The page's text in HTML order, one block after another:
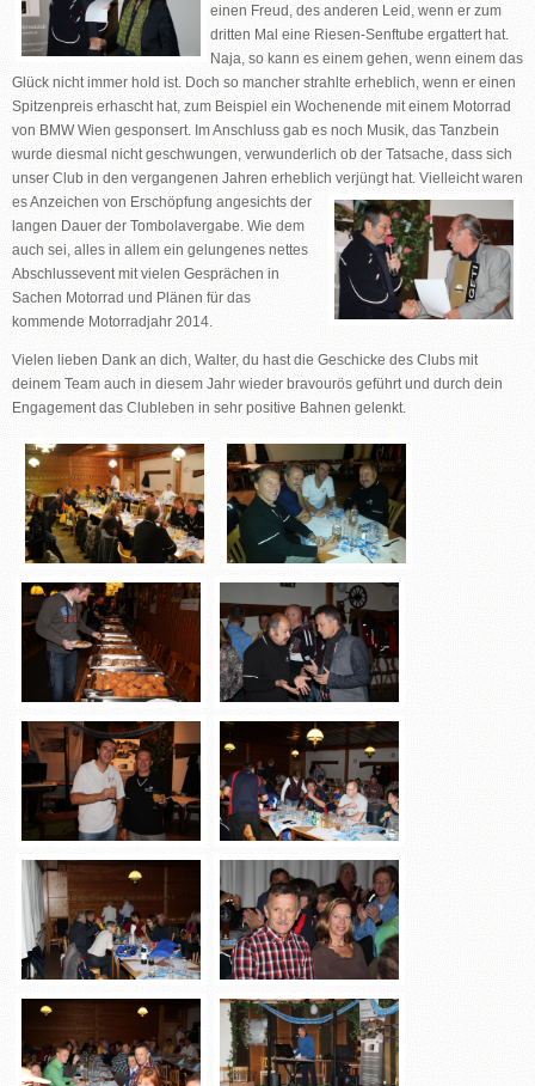
einen Freud, des anderen Leid, wenn er zum
dritten Mal eine Riesen-Senftube ergattert hat.
Naja, so kann es einem gehen, wenn einem das
Glück nicht immer hold ist. Doch so mancher strahlte erheblich, wenn er einen
Spitzenpreis erhascht hat, zum Beispiel ein Wochenende mit einem Motorrad
von BMW Wien gesponsert. Im Anschluss gab es noch Musik, das Tanzbein
wurde diesmal nicht geschwungen, verwunderlich ob der Tatsache, dass sich
unser Club in den vergangenen Jahren erheblich verjüngt hat. Vielleicht waren
es Anzeichen von Erschöpfung angesichts der
langen Dauer der Tombolavergabe. Wie dem
auch sei, alles in allem ein gelungenes nettes
Abschlussevent mit vielen Gesprächen in
Sachen Motorrad und Plänen für das
kommende Motorradjahr 2014.
Vielen lieben Dank an dich, Walter, du hast die Geschicke des Clubs mit
deinem Team auch in diesem Jahr wieder bravourös geführt und durch dein
Engagement das Clubleben in sehr positive Bahnen gelenkt.